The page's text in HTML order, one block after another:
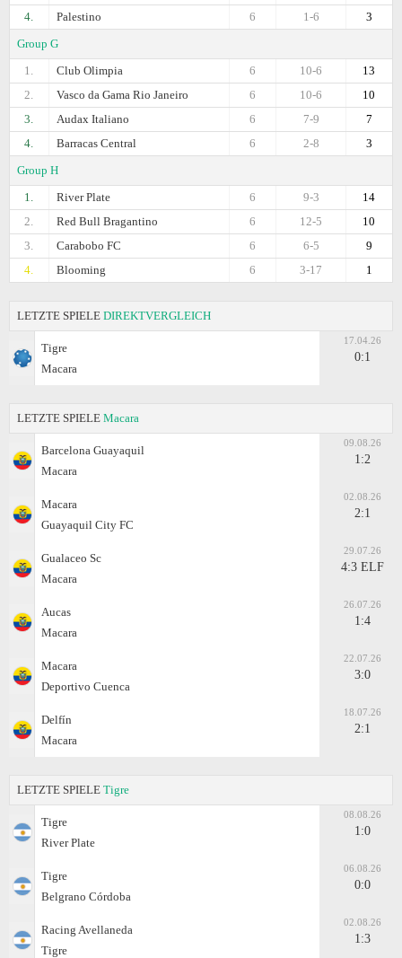
4.
Palestino 3
1-6
6
Group G
1.
Club Olimpia 13
10-6
6
2.
Vasco da Gama Rio Janeiro 10
10-6
6
3.
Audax Italiano 7
7-9
6
4.
Barracas Central 3
2-8
6
Group H
1.
River Plate 14
9-3
6
2.
Red Bull Bragantino 10
12-5
6
3.
Carabobo FC 9
6-5
6
4.
Blooming 1
3-17
6
LETZTE SPIELE DIREKTVERGLEICH
Tigre
Macara
17.04.26
0:1
LETZTE SPIELE Macara
Barcelona Guayaquil
Macara
09.08.26
1:2
Macara
Guayaquil City FC
02.08.26
2:1
Gualaceo Sc
Macara
29.07.26
4:3 ELF
Aucas
Macara
26.07.26
1:4
Macara
Deportivo Cuenca
22.07.26
3:0
Delfín
Macara
18.07.26
2:1
LETZTE SPIELE Tigre
Tigre
River Plate
08.08.26
1:0
Tigre
Belgrano Córdoba
06.08.26
0:0
Racing Avellaneda
Tigre
02.08.26
1:3